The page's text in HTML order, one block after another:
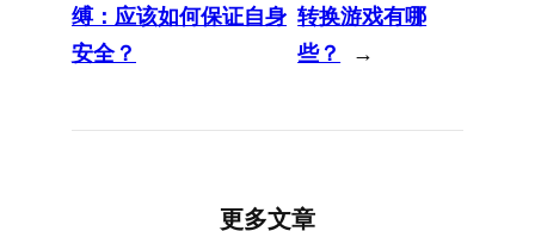
缚：应该如何保证自身
安全？
转换游戏有哪
些？
→
更多文章